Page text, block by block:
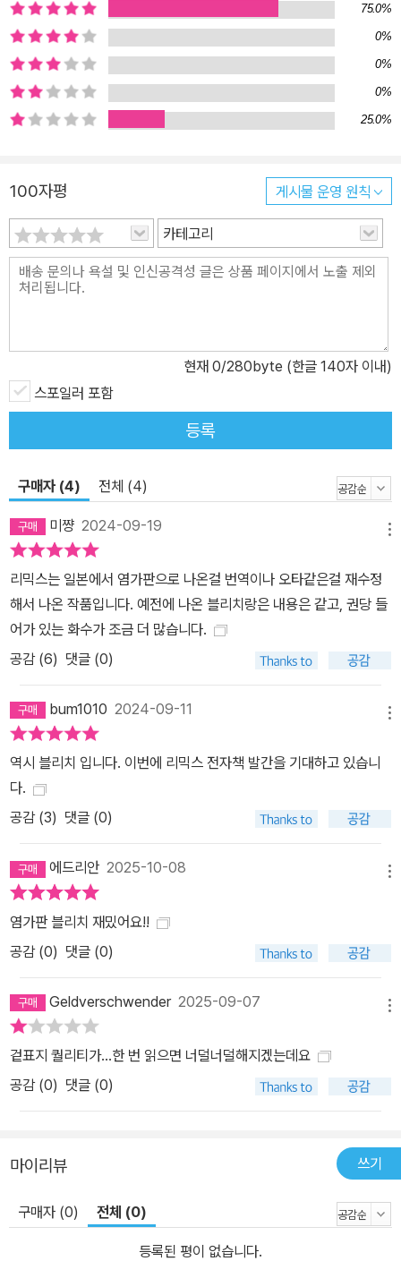
75.0%
0%
0%
0%
25.0%
100자평 게시물 운영 원칙
카테고리
현재 0/280byte (한글 140자 이내)
스포일러 포함
등록
구매자 (4) 전체 (4)
미쨩 2024-09-19
리믹스는 일본에서 염가판으로 나온걸 번역이나 오타같은걸 재수정
해서 나온 작품입니다. 예전에 나온 블리치랑은 내용은 같고, 권당 들
어가 있는 화수가 조금 더 많습니다.
공감 (6) 댓글 (0)
bum1010 2024-09-11
역시 블리치 입니다. 이번에 리믹스 전자책 발간을 기대하고 있습니
다.
공감 (3) 댓글 (0)
에드리안 2025-10-08
염가판 블리치 재밌어요!!
공감 (0) 댓글 (0)
Geldverschwender2025-09-07
겉표지 퀄리티가...한 번 읽으면 너덜너덜해지겠는데요
공감 (0) 댓글 (0)
마이리뷰 쓰기
구매자 (0) 전체 (0)
등록된 평이 없습니다.